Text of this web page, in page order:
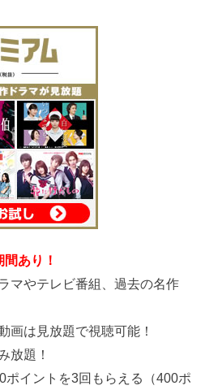
あり！
マやテレビ番組、過去の名作
画は見放題で視聴可能！
放題！
ポイントを3回もらえる（400ポ